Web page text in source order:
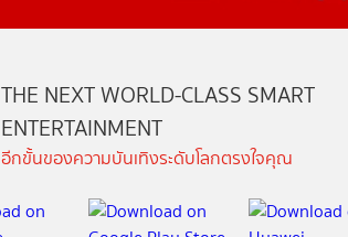
THE NEXT WORLD-CLASS SMART
ENTERTAINMENT
อีกขั้นของความบันเทิงระดับโลกตรงใจคุณ